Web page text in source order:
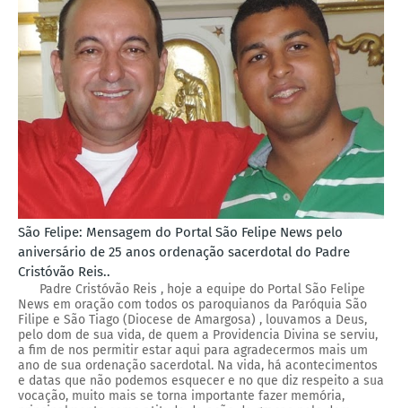
São Felipe: Mensagem do Portal São Felipe News pelo
aniversário de 25 anos ordenação sacerdotal do Padre
Cristóvão Reis..
Padre Cristóvão Reis , hoje a equipe do Portal São Felipe
News em oração com todos os paroquianos da Paróquia São
Filipe e São Tiago (Diocese de Amargosa) , louvamos a Deus,
pelo dom de sua vida, de quem a Providencia Divina se serviu,
a fim de nos permitir estar aqui para agradecermos mais um
ano de sua ordenação sacerdotal. Na vida, há acontecimentos
e datas que não podemos esquecer e no que diz respeito a sua
vocação, muito mais se torna importante fazer memória,